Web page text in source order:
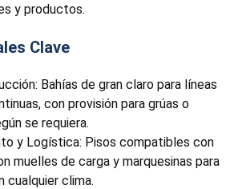
y productos.
Clave
Bahías de gran claro para líneas
con provisión para grúas o
se requiera.
y Logística: Pisos compatibles con
muelles de carga y marquesinas para
cualquier clima.